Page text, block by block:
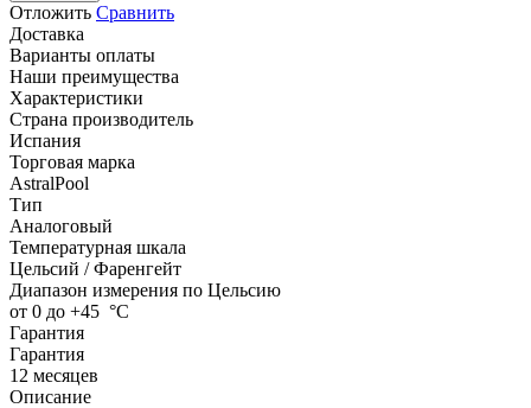
Отложить Сравнить
Доставка
Варианты оплаты
Наши преимущества
Характеристики
Страна производитель
Испания
Торговая марка
AstralPool
Тип
Аналоговый
Температурная шкала
Цельсий / Фаренгейт
Диапазон измерения по Цельсию
от 0 до +45 °С
Гарантия
Гарантия
12 месяцев
Описание